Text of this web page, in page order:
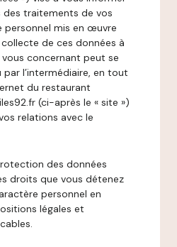
traitements de vos
personnel mis en œuvre
de ces données à
concernant peut se
par l’intermédiaire, en tout
du restaurant
(ci-après le « site »)
relations avec le
des données
droits que vous détenez
personnel en
légales et